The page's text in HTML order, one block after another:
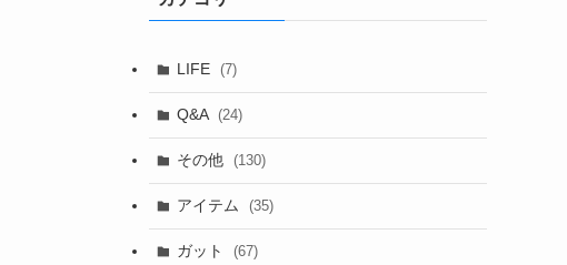
LIFE (7)
Q&A (24)
その他 (130)
アイテム (35)
ガット (67)